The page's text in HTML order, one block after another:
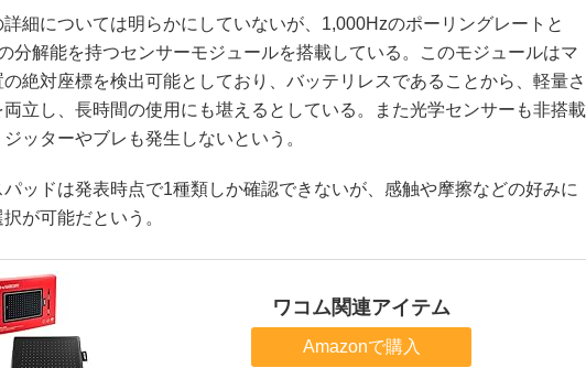
細については明らかにしていないが、1,000Hzのポーリングレートと
分解能を持つセンサーモジュールを搭載している。このモジュールはマ
の絶対座標を検出可能としており、バッテリレスであることから、軽量さ
両立し、長時間の使用にも堪えるとしている。また光学センサーも非搭載
ッターやブレも発生しないという。
ッドは発表時点で1種類しか確認できないが、感触や摩擦などの好みに
が可能だという。
ワコム関連アイテム
Amazonで購入